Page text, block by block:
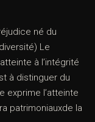
né du
Le
à l’intégrité
à distinguer du
exprime l’atteinte
patrimoniauxde la